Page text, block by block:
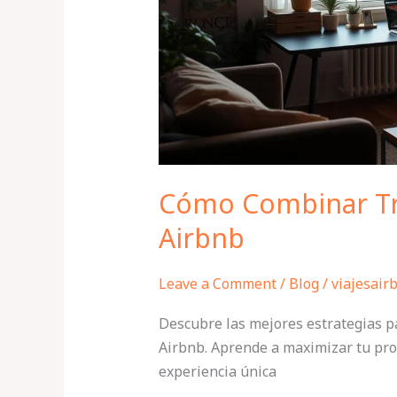
Cómo Combinar
Airbnb
Leave a Comment/ Blog/
Descubre las mejores estrategias
Airbnb. Aprende a maximizar tu
experiencia única
Viaje
Airbnb